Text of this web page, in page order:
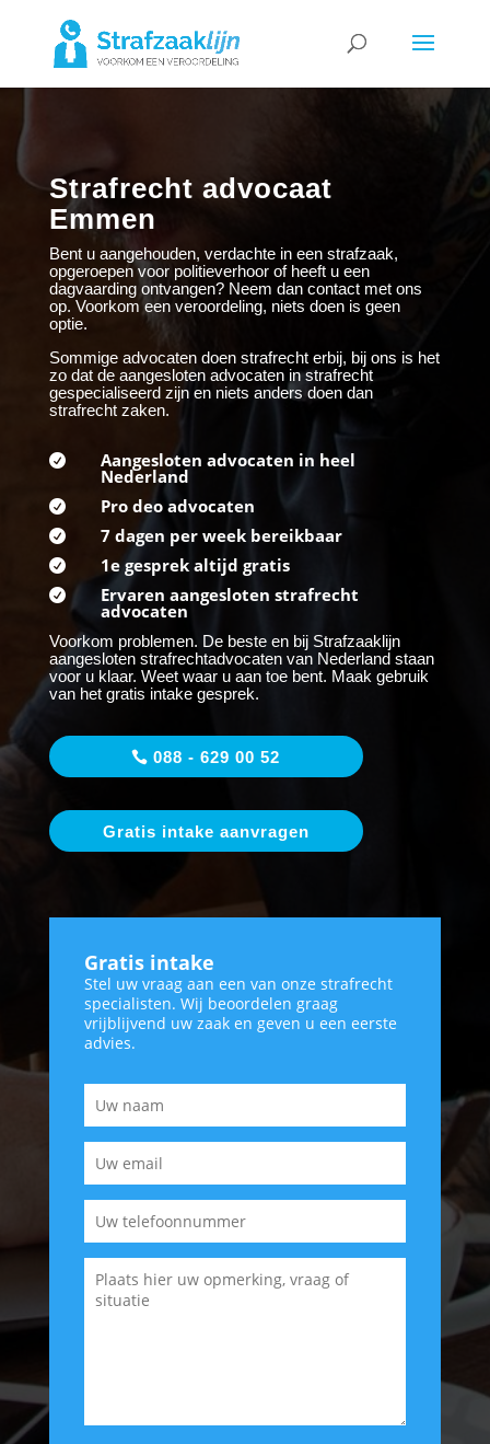
Strafrecht advocaat
Emmen
Bent u aangehouden, verdachte in een strafzaak,
opgeroepen voor politieverhoor of heeft u een
dagvaarding ontvangen? Neem dan contact met ons
op. Voorkom een veroordeling, niets doen is geen
optie.
Sommige advocaten doen strafrecht erbij, bij ons is het
zo dat de aangesloten advocaten in strafrecht
gespecialiseerd zijn en niets anders doen dan
strafrecht zaken.
 Aangesloten advocaten in heel
Nederland
 Pro deo advocaten
 7 dagen per week bereikbaar
 1e gesprek altijd gratis
 Ervaren aangesloten strafrecht
advocaten
Voorkom problemen. De beste en bij Strafzaaklijn
aangesloten strafrechtadvocaten van Nederland staan
voor u klaar. Weet waar u aan toe bent. Maak gebruik
van het gratis intake gesprek.
088 - 629 00 52
Gratis intake aanvragen
Gratis intake
Stel uw vraag aan een van onze strafrecht
specialisten. Wij beoordelen graag
vrijblijvend uw zaak en geven u een eerste
advies.